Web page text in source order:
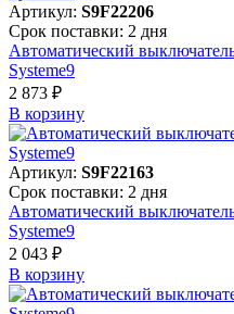
Артикул: S9F22206
Срок поставки: 2 дня
Автоматический
Systeme9
2 873 ₽
В корзинy
Артикул: S9F22163
Срок поставки: 2 дня
Автоматический
Systeme9
2 043 ₽
В корзинy